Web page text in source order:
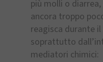
più molli o diarrea,
ancora troppo
reagisca durante
soprattutto
mediatori chimici: